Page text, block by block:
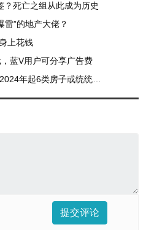
死亡之组从此成为历史
雷”的地产大佬？
上花钱
蓝V用户可分享广告费
年起6类房子或统统拆迁
提交评论